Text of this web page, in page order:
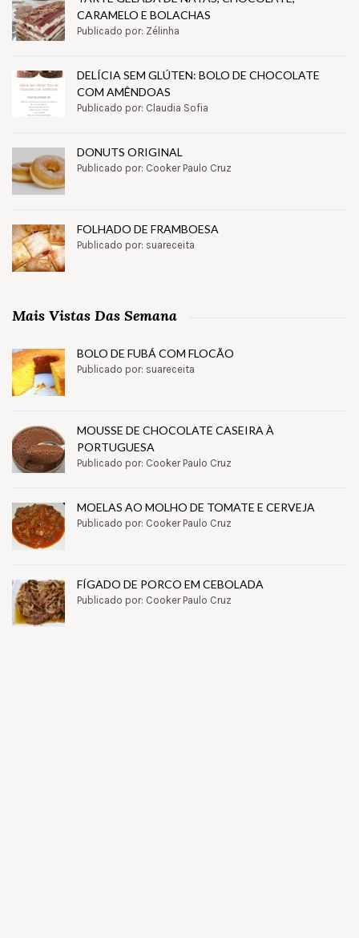
CARAMELO E BOLACHAS
Publicado por: Zélinha
DELÍCIA SEM GLÚTEN: BOLO DE CHOCOLATE
COM AMÊNDOAS
Publicado por: Claudia Sofia
DONUTS ORIGINAL
Publicado por: Cooker Paulo Cruz
FOLHADO DE FRAMBOESA
Publicado por: suareceita
Mais Vistas Das Semana
BOLO DE FUBÁ COM FLOCÃO
Publicado por: suareceita
MOUSSE DE CHOCOLATE CASEIRA À
PORTUGUESA
Publicado por: Cooker Paulo Cruz
MOELAS AO MOLHO DE TOMATE E CERVEJA
Publicado por: Cooker Paulo Cruz
FÍGADO DE PORCO EM CEBOLADA
Publicado por: Cooker Paulo Cruz